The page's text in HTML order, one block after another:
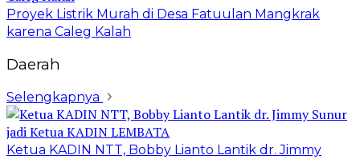
Proyek Listrik Murah di Desa Fatuulan Mangkrak
karena Caleg Kalah
Daerah
Selengkapnya
Ketua KADIN NTT, Bobby Lianto Lantik dr. Jimmy